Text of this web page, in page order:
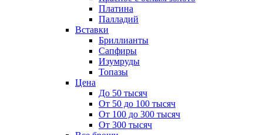
Платина
Палладий
Вставки
Бриллианты
Сапфиры
Изумруды
Топазы
Цена
До 50 тысяч
От 50 до 100 тысяч
От 100 до 300 тысяч
От 300 тысяч